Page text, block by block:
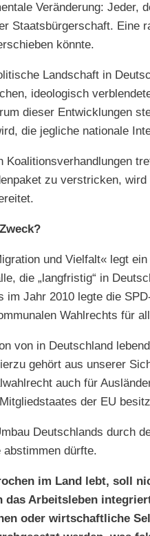
Veränderung: Jeder,
Staatsbürgerschaft. Eine
könnte.
Landschaft in
ideologisch
dieser Entwicklungen
die jegliche nationale
Koalitionsverhandlungen
zu verstricken,
und Vielfalt« legt
die „langfristig“ in
im Jahr 2010 legte die
Wahlrechts für
von in Deutschland
gehört aus unserer
auch für
der EU
Deutschlands durch
dürfte.
im Land lebt, soll
das Arbeitsleben
oder wirtschaftliche